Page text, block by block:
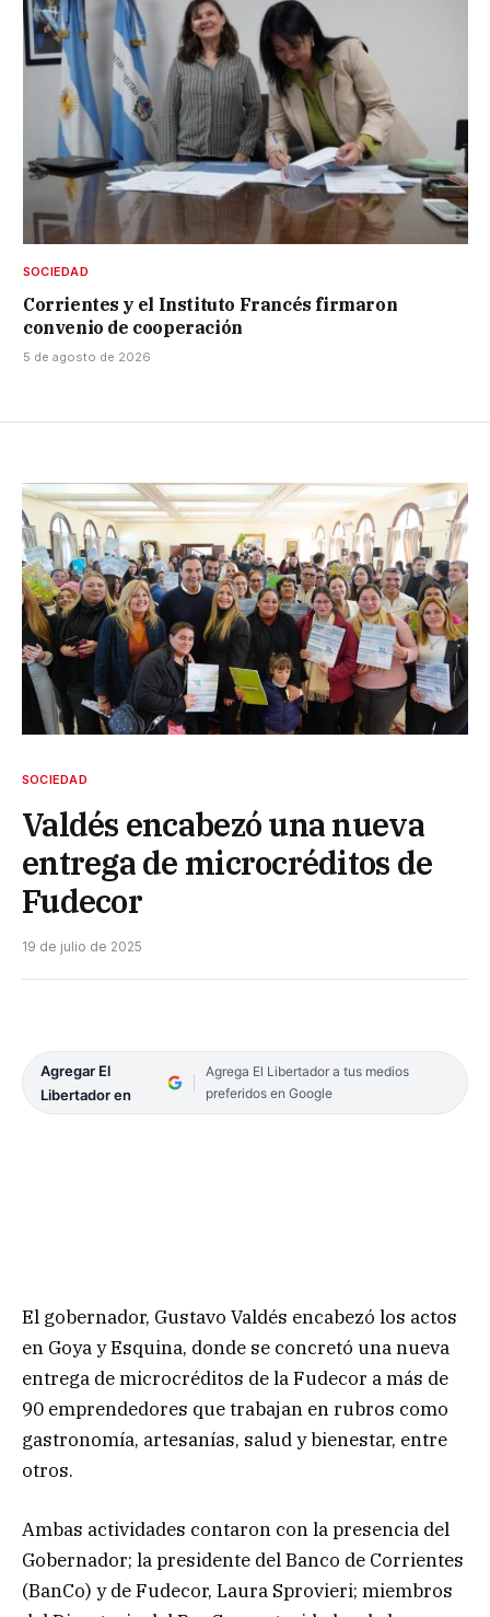
SOCIEDAD
Corrientes y el Instituto Francés firmaron
convenio de cooperación
5 de agosto de 2026
SOCIEDAD
Valdés encabezó una nueva
entrega de microcréditos de
Fudecor
19 de julio de 2025
Agregar El
Libertador en
Agrega El Libertador a tus medios
preferidos en Google
El gobernador, Gustavo Valdés encabezó los actos
en Goya y Esquina, donde se concretó una nueva
entrega de microcréditos de la Fudecor a más de
90 emprendedores que trabajan en rubros como
gastronomía, artesanías, salud y bienestar, entre
otros.
Ambas actividades contaron con la presencia del
Gobernador; la presidente del Banco de Corrientes
(BanCo) y de Fudecor, Laura Sprovieri; miembros